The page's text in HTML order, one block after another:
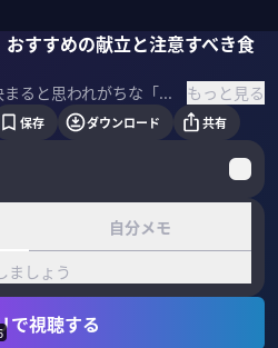
おすすめの献立と注意すべき食
遺伝で決まると思われがちな「身長」。実は子どもの頃の食事や栄養が伸び幅に大きく影響することがわかってきた。身長を伸ばすために必要な栄養素から考えたおすすめの献立や注意すべき食材について、医師の田邊雄氏に聞いた。 サムネイル 写真：iStock もっと見る
保存 ダウンロード 共有
自分メモ
ましょう
で視聴する